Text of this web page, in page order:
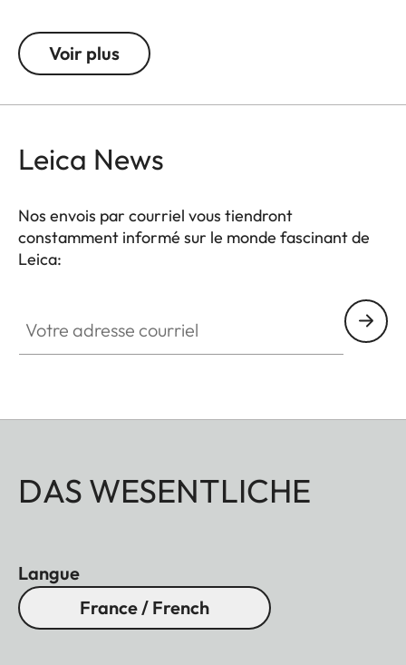
Doté d’un design exclusif créé pour le centenaire
Voir plus
Leica News
Nos envois par courriel vous tiendront
constamment informé sur le monde fascinant de
Leica:
DAS WESENTLICHE
Langue
France / French